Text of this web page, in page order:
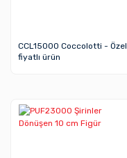
CCL15000 Coccolotti - Özel
fiyatlı ürün